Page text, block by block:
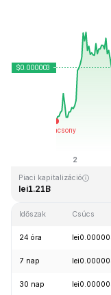
Utolsó frissítés: 2026-08-08,
Piaci kapitalizáció
lei1.21B
Időszak Csúcs
24 óra
7 nap
30 nap